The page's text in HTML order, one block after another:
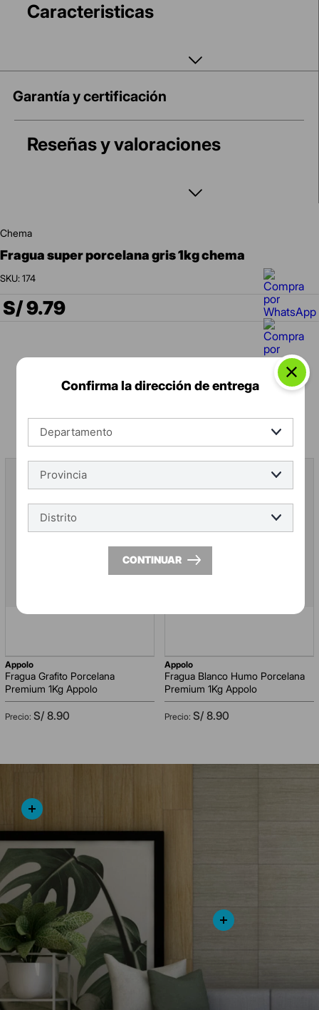
Caracteristicas
Garantía y certificación
Reseñas y valoraciones
chema
fragua super porcelana gris 1kg chema
:174
S/9.79
appolo
Fragua Grafito Porcelana
Premium 1Kg Appolo
S/ 8.90
appolo
Fragua Blanco Humo Porcelana
Premium 1Kg Appolo
S/ 8.90
Confirma la dirección de entrega
CONTINUAR